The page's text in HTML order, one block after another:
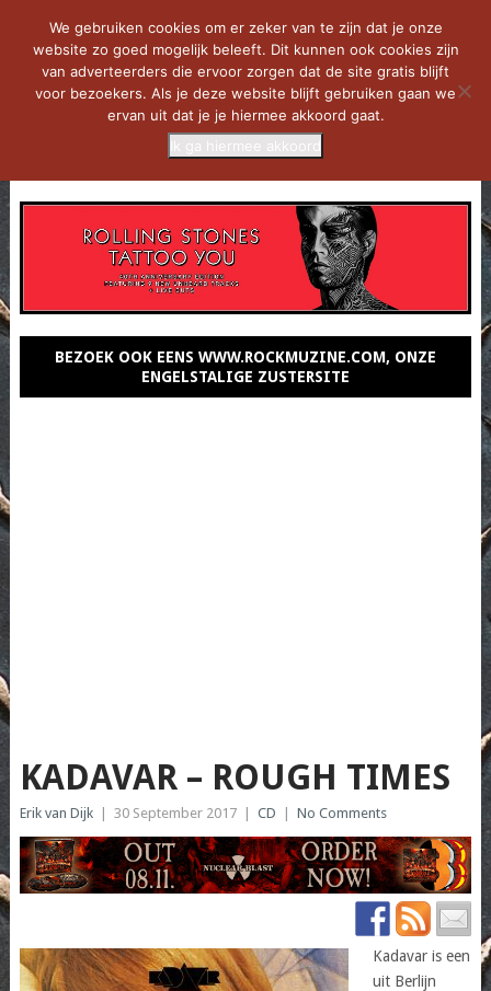
BEZOEK OOK EENS WWW.ROCKMUZINE.COM, ONZE
ENGELSTALIGE ZUSTERSITE
KADAVAR – ROUGH TIMES
Erik van Dijk 30 September 2017 CD No Comments
Kadavar is een
uit Berlijn
We gebruiken cookies om er zeker van te zijn dat je onze
website zo goed mogelijk beleeft. Dit kunnen ook cookies zijn
van adverteerders die ervoor zorgen dat de site gratis blijft
voor bezoekers. Als je deze website blijft gebruiken gaan we
ervan uit dat je je hiermee akkoord gaat.
Ik ga hiermee akkoord